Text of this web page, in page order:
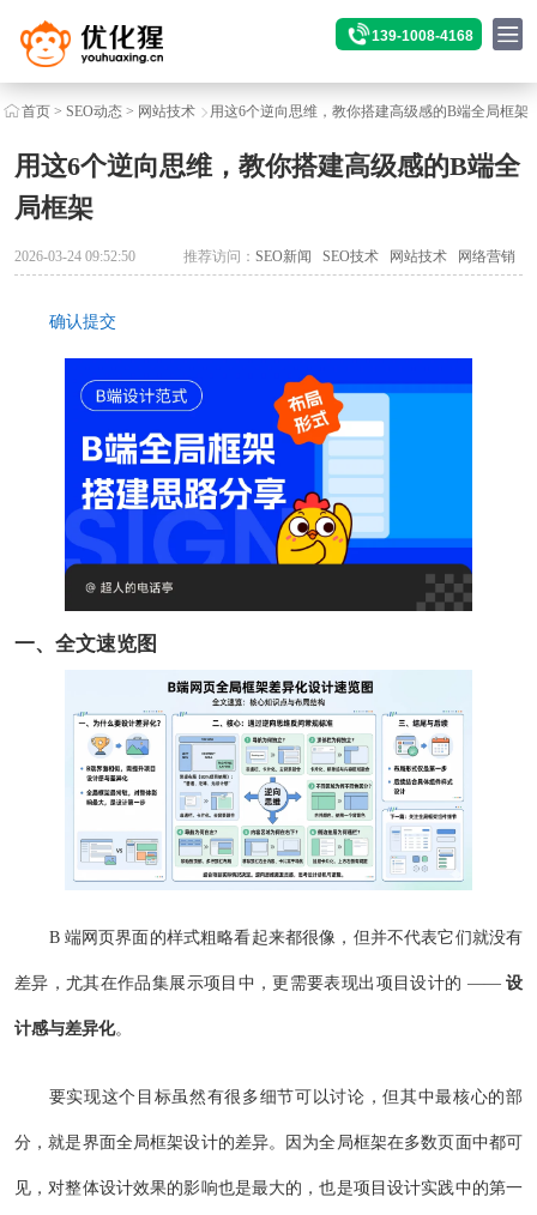
139-1008-4168
首页> SEO动态> 网站技术 用这6个逆向思维，教你搭建高级感的B端全局框架
用这6个逆向思维，教你搭建高级感的B端全
局框架
2026-03-24 09:52:50 推荐访问：SEO新闻 SEO技术 网站技术 网络营销
确认提交
一、全文速览图
B 端网页界面的样式粗略看起来都很像，但并不代表它们就没有
差异，尤其在作品集展示项目中，更需要表现出项目设计的 ——设
计感与差异化。
要实现这个目标虽然有很多细节可以讨论，但其中最核心的部
分，就是界面全局框架设计的差异。因为全局框架在多数页面中都可
见，对整体设计效果的影响也是最大的，也是项目设计实践中的第一